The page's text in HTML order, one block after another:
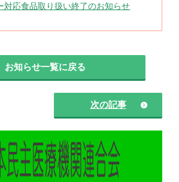
対応食品取り扱い終了のお知らせ
お知らせ一覧に戻る
次の記事